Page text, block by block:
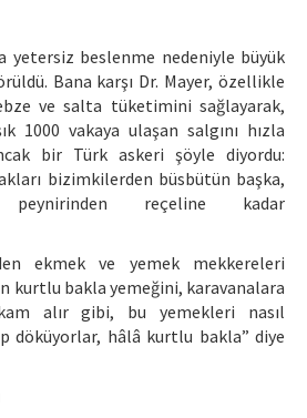
yetersiz beslenme nedeniyle büyük
Bana karşı Dr. Mayer, özellikle
ve salta tüketimini sağlayarak,
1000 vakaya ulaşan salgını hızla
bir Türk askeri şöyle diyordu:
bizimkilerden büsbütün başka,
reçeline kadar
ekmek ve yemek mekkereleri
kurtlu bakla yemeğini, karavanalara
alır gibi, bu yemekleri nasıl
döküyorlar, hâlâ kurtlu bakla” diye